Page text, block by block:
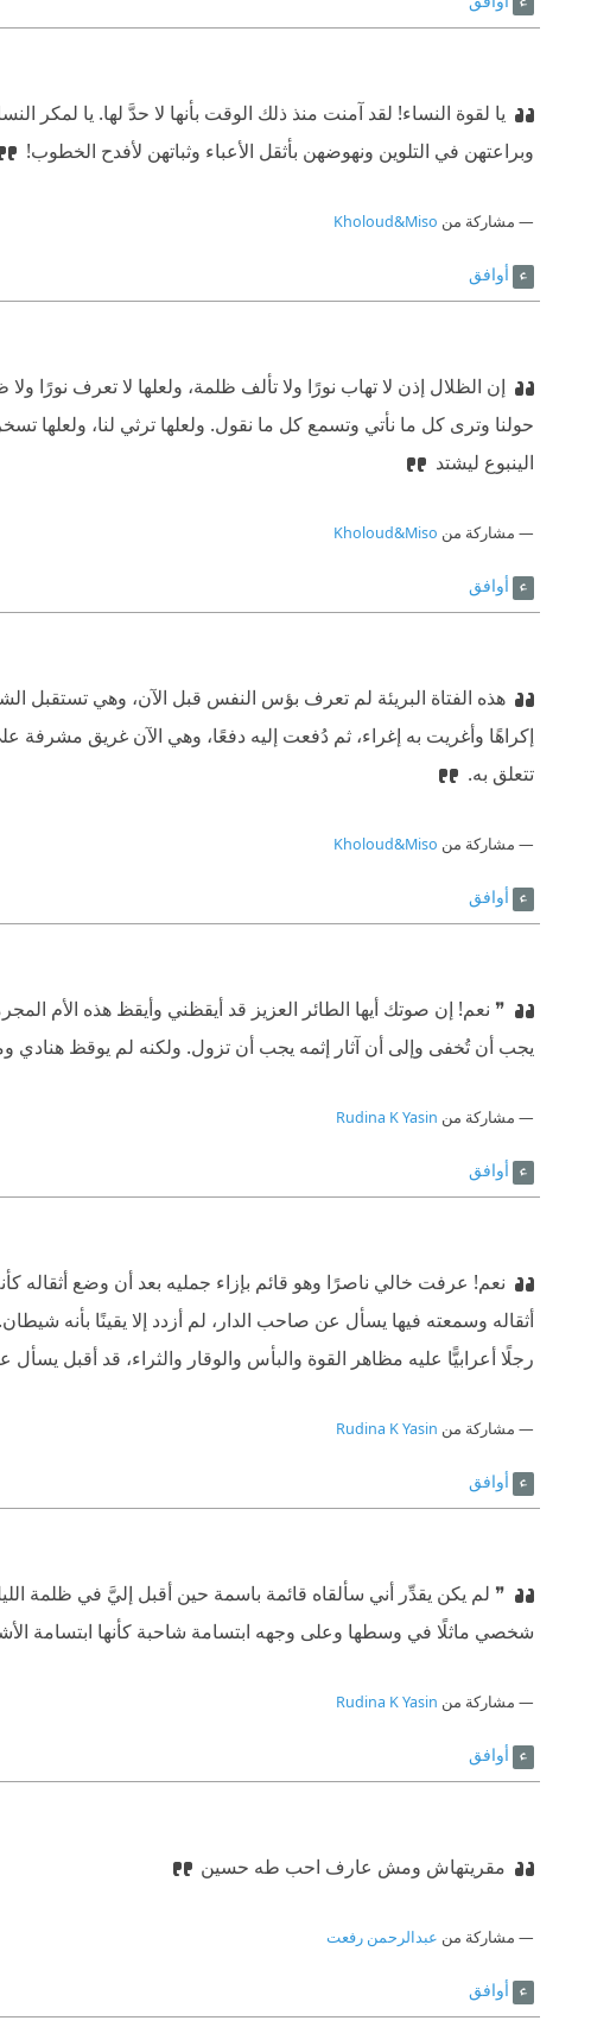
يا لقوة النساء! لقد آمنت منذ ذلك الوقت بأنها لا حدَّ لها. يا لمكر
وبراعتهن في التلوين ونهوضهن بأثقل الأعباء وثباتهن لأفدح الخطوب!
مشاركة من Kholoud&Miso
أوافق
إن الظلال إذن لا تهاب نورًا ولا تألف ظلمة، ولعلها لا تعرف نورًا
حولنا وترى كل ما نأتي وتسمع كل ما نقول. ولعلها ترثي لنا، ولعلها تسخر
الينبوع ليشتد
مشاركة من Kholoud&Miso
أوافق
هذه الفتاة البريئة لم تعرف بؤس النفس قبل الآن، وهي تستقبل
إكراهًا وأغريت به إغراء، ثم دُفعت إليه دفعًا، وهي الآن غريق مشرفة
تتعلق به.
مشاركة من Kholoud&Miso
أوافق
❞ نعم! إن صوتك أيها الطائر العزيز قد أيقظني وأيقظ هذه الأم
يجب أن تُخفى وإلى أن آثار إثمه يجب أن تزول. ولكنه لم يوقظ هنادي
مشاركة من Rudina K Yasin
أوافق
نعم! عرفت خالي ناصرًا وهو قائم بإزاء جمليه بعد أن وضع أثقاله
أثقاله وسمعته فيها يسأل عن صاحب الدار، لم أزدد إلا يقينًا بأنه
رجلًا أعرابيًّا عليه مظاهر القوة والبأس والوقار والثراء، قد أقبل
مشاركة من Rudina K Yasin
أوافق
❞ لم يكن يقدِّر أني سألقاه قائمة باسمة حين أقبل إليَّ في ظلمة
شخصي ماثلًا في وسطها وعلى وجهه ابتسامة شاحبة كأنها ابتسامة
مشاركة من Rudina K Yasin
أوافق
مقريتهاش ومش عارف احب طه حسين
مشاركة من عبدالرحمن رفعت
أوافق